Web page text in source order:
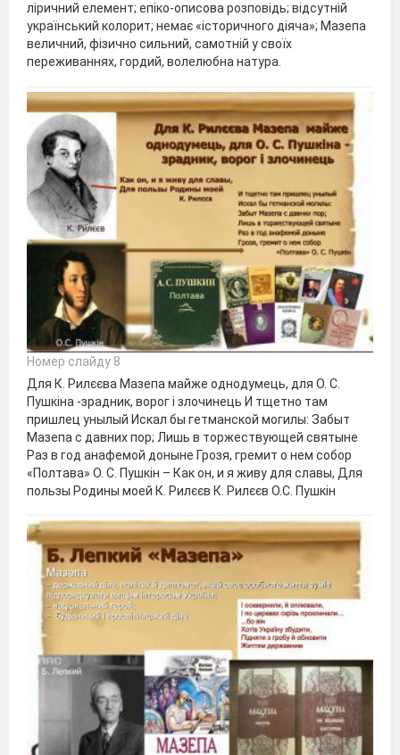
ліричний елемент; епіко-описова розповідь; відсутній
український колорит; немає «історичного діяча»; Мазепа
величний, фізично сильний, самотній у своїх
переживаннях, гордий, волелюбна натура.
Номер слайду 8
Для К. Рилєєва Мазепа майже однодумець, для О. С.
Пушкіна -зрадник, ворог і злочинець И тщетно там
пришлец унылый Искал бы гетманской могилы: Забыт
Мазепа с давних пор; Лишь в торжествующей святыне
Раз в год анафемой доныне Грозя, гремит о нем собор
«Полтава» О. С. Пушкін – Как он, и я живу для славы, Для
пользы Родины моей К. Рилєєв К. Рилєєв О.С. Пушкін